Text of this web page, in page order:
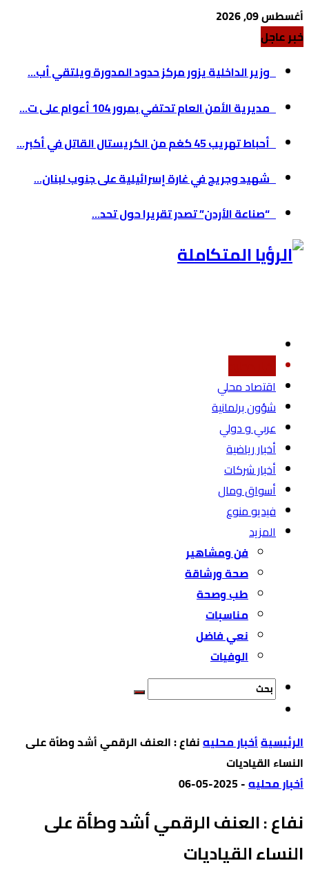
أغسطس 09, 2026
خبر عاجل
وزير الداخلية يزور مركز حدود المدورة ويلتقي أب...
مديرية الأمن العام تحتفي بمرور 104 أعوام على ت...
أحباط تهريب 45 كغم من الكريستال القاتل في أكبر...
شهيد وجريح في غارة إسرائيلية على جنوب لبنان...
“صناعة الأردن” تصدر تقريرا حول تحد...
اقتصاد محلي
شؤون برلمانية
عربي و دولي
أخبار رياضية
أخبار شركات
أسواق ومال
فيديو منوع
المزيد
فن ومشاهير
صحة ورشاقة
طب وصحة
مناسبات
نعي فاضل
الوفيات
‫الرئيسية‬أخبار محليهنفاع : العنف الرقمي أشد وطأة على
النساء القياديات
أخبار محليه-
2025-05-06
نفاع : العنف الرقمي أشد وطأة على
النساء القياديات